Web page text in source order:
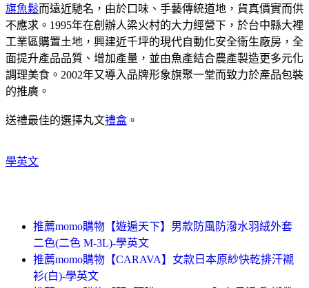
旗魚鬆而遠近馳名，由於口味、手藝傳統道地，貨真價實而供
不應求。1995年在創辦人梁火村的大力經營下，於台中縣大裡
工業區購置土地，興建近千坪的現代自動化安全衛生廠房，全
面提升產品品質、增加產量，並由魚產結合農產製造更多元化
調理美食。2002年又導入品牌形象旗聚一堂而致力於產品包裝
的推廣。
送禮最佳的選擇丸文禮盒 。
學英文
推薦momo購物【遊遍天下】男款防風防潑水羽絨外套
二色(二色 M-3L)-學英文
推薦momo購物【CARAVA】女款日本原紗快乾排汗襯
衫(白)-學英文